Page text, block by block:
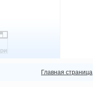
Главная страница